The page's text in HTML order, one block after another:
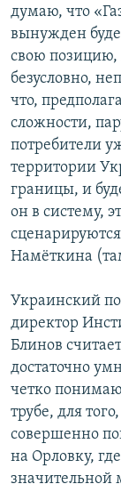
думаю, что
вынужден
свою позицию,
безусловно,
что,
сложности,
потребители
территории
границы, и
он в систему,
Намёткина
Украинский
директор
Блинов
достаточно
четко
трубе, для
совершенно
на Орловку,
значительной